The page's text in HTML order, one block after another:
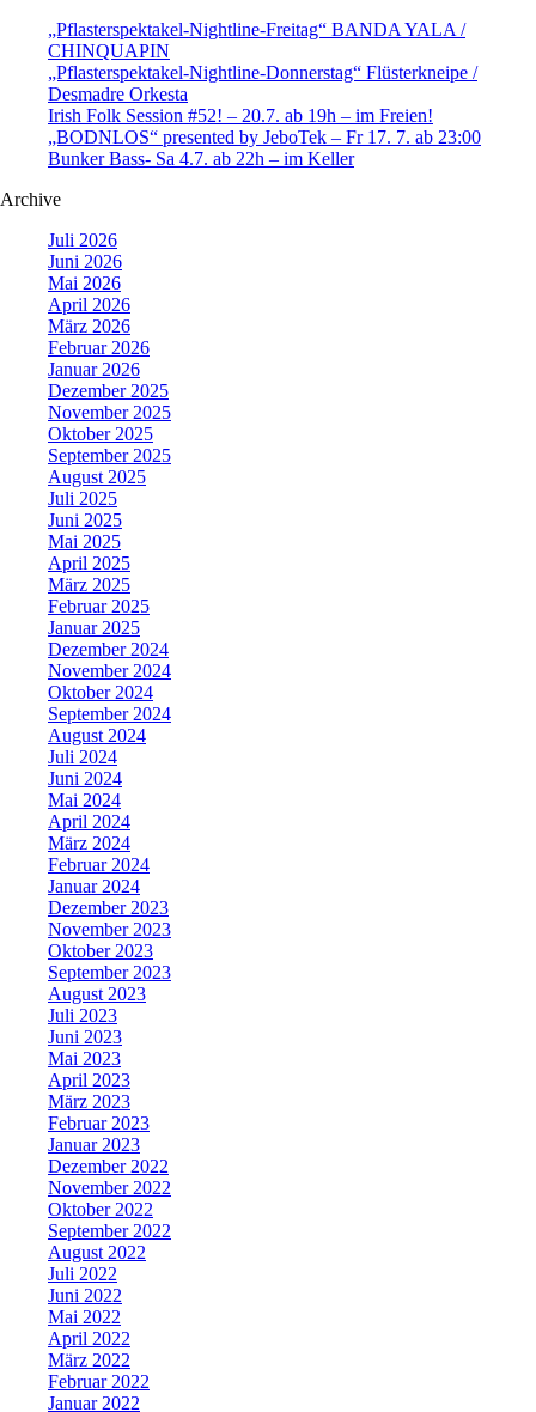
„Pflasterspektakel-Nightline-Freitag“ BANDA YALA /
CHINQUAPIN
„Pflasterspektakel-Nightline-Donnerstag“ Flüsterkneipe /
Desmadre Orkesta
Irish Folk Session #52! – 20.7. ab 19h – im Freien!
„BODNLOS“ presented by JeboTek – Fr 17. 7. ab 23:00
Bunker Bass- Sa 4.7. ab 22h – im Keller
Archive
Juli 2026
Juni 2026
Mai 2026
April 2026
März 2026
Februar 2026
Januar 2026
Dezember 2025
November 2025
Oktober 2025
September 2025
August 2025
Juli 2025
Juni 2025
Mai 2025
April 2025
März 2025
Februar 2025
Januar 2025
Dezember 2024
November 2024
Oktober 2024
September 2024
August 2024
Juli 2024
Juni 2024
Mai 2024
April 2024
März 2024
Februar 2024
Januar 2024
Dezember 2023
November 2023
Oktober 2023
September 2023
August 2023
Juli 2023
Juni 2023
Mai 2023
April 2023
März 2023
Februar 2023
Januar 2023
Dezember 2022
November 2022
Oktober 2022
September 2022
August 2022
Juli 2022
Juni 2022
Mai 2022
April 2022
März 2022
Februar 2022
Januar 2022